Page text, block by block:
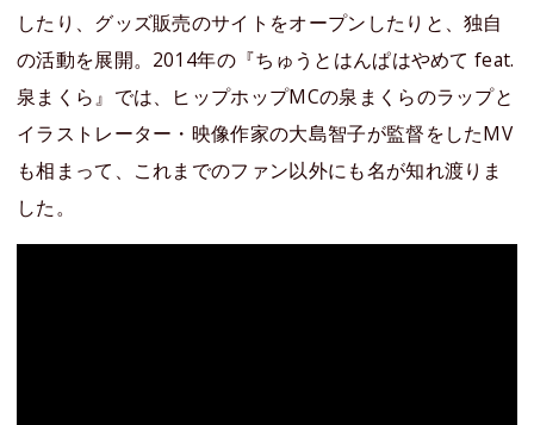
したり、グッズ販売のサイトをオープンしたりと、独自
の活動を展開。2014年の『ちゅうとはんぱはやめて feat.
泉まくら』では、ヒップホップMCの泉まくらのラップと
イラストレーター・映像作家の大島智子が監督をしたMV
も相まって、これまでのファン以外にも名が知れ渡りま
した。